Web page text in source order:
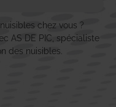
chez vous ?
AS DE PIC, spécialiste
des nuisibles.